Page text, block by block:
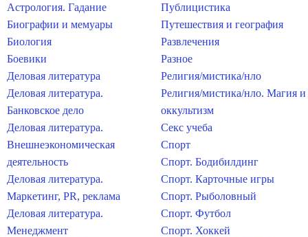
Астрология. Гадание
Биографии и мемуары
Биология
Боевики
Деловая литература
Деловая литература.
Банковское дело
Деловая литература.
Внешнеэкономическая
деятельность
Деловая литература.
Маркетинг, PR, реклама
Деловая литература.
Менеджмент
Публицистика
Путешествия и география
Развлечения
Разное
Религия/мистика/нло
Религия/мистика/нло. Магия и
оккультизм
Секс учеба
Спорт
Спорт. Бодибилдинг
Спорт. Карточные игры
Спорт. Рыболовный
Спорт. Футбол
Спорт. Хоккей